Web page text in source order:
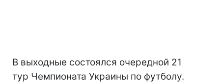
В выходные состоялся очередной 21
тур Чемпионата Украины по футболу.